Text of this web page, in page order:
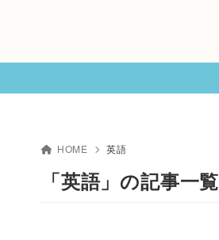
HOME 英語
「英語」の記事一覧